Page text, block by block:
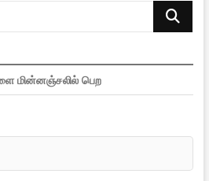
Search
மின்னஞ்சலில் பெற